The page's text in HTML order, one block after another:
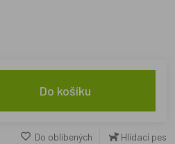
Do košíku
Do oblíbených Hlídací pes